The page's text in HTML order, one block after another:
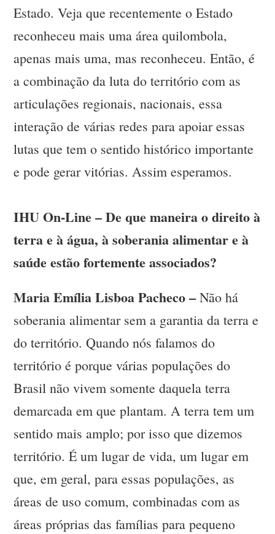
Estado. Veja que recentemente o Estado
reconheceu mais uma área quilombola,
apenas mais uma, mas reconheceu. Então, é
a combinação da luta do território com as
articulações regionais, nacionais, essa
interação de várias redes para apoiar essas
lutas que tem o sentido histórico importante
e pode gerar vitórias. Assim esperamos.
IHU On-Line – De que maneira o direito à
terra e à água, à soberania alimentar e à
saúde estão fortemente associados?
Maria Emília Lisboa Pacheco – Não há
soberania alimentar sem a garantia da terra e
do território. Quando nós falamos do
território é porque várias populações do
Brasil não vivem somente daquela terra
demarcada em que plantam. A terra tem um
sentido mais amplo; por isso que dizemos
território. É um lugar de vida, um lugar em
que, em geral, para essas populações, as
áreas de uso comum, combinadas com as
áreas próprias das famílias para pequeno